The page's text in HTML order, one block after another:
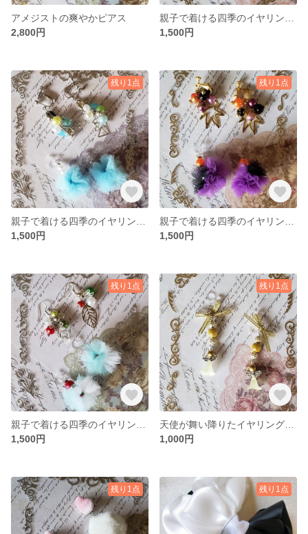
アメジストの爽やかピアス
2,800円
1,500円
残り1点
1,500円
残り1点
1,500円
残り1点
1,500円
残り1点
1,000円
残り1点 残り1点